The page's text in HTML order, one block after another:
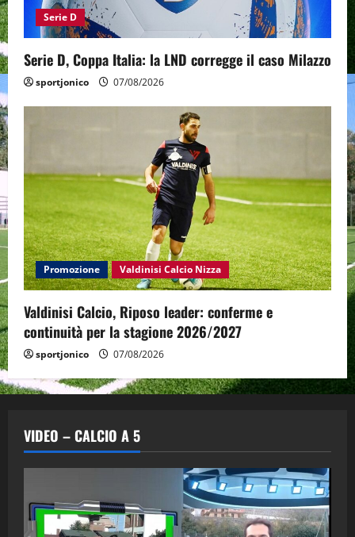
Serie D
Serie D, Coppa Italia: la LND corregge il caso Milazzo
sportjonico 07/08/2026
Promozione Valdinisi Calcio Nizza
Valdinisi Calcio, Riposo leader: conferme e
continuità per la stagione 2026/2027
sportjonico 07/08/2026
VIDEO – CALCIO A 5